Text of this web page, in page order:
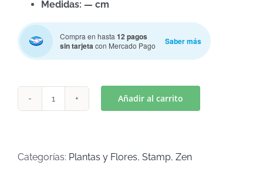
Medidas: — cm
Compra en hasta 12 pagos
sin tarjeta con Mercado Pago Saber más
STAMP
LOTO
Añadir al carrito
Categorías: Plantas y Flores, Stamp, Zen